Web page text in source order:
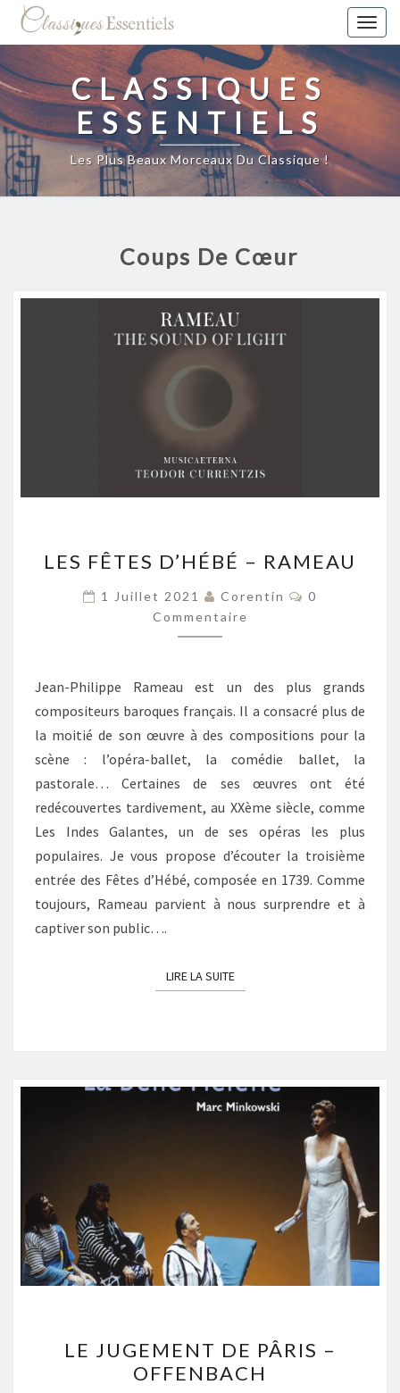
CLASSIQUES
ESSENTIELS
Les Plus Beaux Morceaux Du Classique !
Coups De Cœur
FÊTES
D’HÉBÉ
–
RAMEAU
LES FÊTES D’HÉBÉ – RAMEAU
1 Juillet 2021 Corentin
0
Commentaire
Jean-Philippe Rameau est un des plus grands
compositeurs baroques français. Il a consacré plus de
la moitié de son œuvre à des compositions pour la
scène : l’opéra-ballet, la comédie ballet, la
pastorale… Certaines de ses œuvres ont été
redécouvertes tardivement, au XXème siècle, comme
Les Indes Galantes, un de ses opéras les plus
populaires. Je vous propose d’écouter la troisième
entrée des Fêtes d’Hébé, composée en 1739. Comme
toujours, Rameau parvient à nous surprendre et à
captiver son public….
LIRE LA SUITELIRE LA SUITE
JUGEMENT
DE
LE JUGEMENT DE PÂRIS –
OFFENBACH